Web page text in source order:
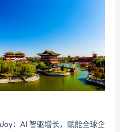
：AI 智驱增长，赋能全球企